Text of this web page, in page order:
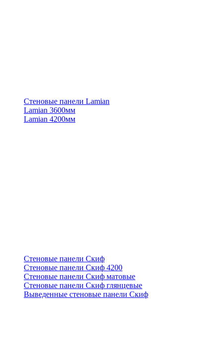
Стеновые панели Lamian
Lamian 3600мм
Lamian 4200мм
Стеновые панели Скиф
Стеновые панели Скиф 4200
Стеновые панели Скиф матовые
Стеновые панели Скиф глянцевые
Выведенные стеновые панели Скиф